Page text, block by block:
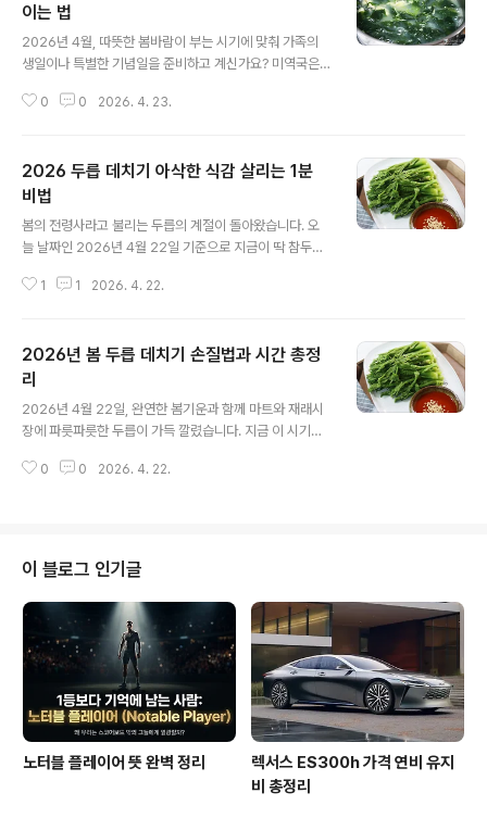
드릴게요.지금 바로 시장 바구니 챙겨서 따라오시면 됩니
다.1. 2026년 4월 기준 오이 장보기 및 재료 준비현재 서
울 가락시장 기준 오이(백오이) 10개 묶음 가격은 8,500
원에서 9,200원 사이를 유지하고 있습니다. 가장 신선하
고 저렴하게 구매하시려면 서초구 양재동에 위치한 **'농
이는 법
2026년 4월, 따뜻한 봄바람이 부는 시기에 맞춰 가족의
생일이나 특별한 기념일을 준비하고 계신가요? 미역국은
려면 의외로 까다로운 메뉴이기도 합니다. 오늘 제가 알려
체적으로 담았습니다.특히 2026년 현재 물가와 트렌드를
반영하여, 가장 신선하고 가성비 좋은 재료 선택법을 함께
정리해 드릴게요. 요리 초보자도 30분이면 전문점 수준의
진한 국물 맛을 낼 수 있으니 그대로만 따라오세요. 지금 바
준비 및 구매 정보우선 가장 중요한 미역과 소고기를 사러
0 0 2026. 4. 23.
2026 두릅 데치기 아삭한 식감 살리는 1분
비법
봄의 전령사라고 불리는 두릅의 계절이 돌아왔습니다. 오
늘 날짜인 2026년 4월 22일 기준으로 지금이 딱 참두릅
름한 맛과 향이 일품이지만, 제대로 데치지 않으면 식감이
릅 데치기 황금 레시피와 손질법을 아주 구체적으로 정리
해 드릴게요.지금 바로 주방에서 따라 할 수 있는 실전 가이
드입니다.1. 두릅 손질의 정석: 밑동과 가시 제거하기두릅을
데치기 전 가장 먼저 해야 할 일은 밑동을 감싸고 있는 나무
껍질 같은 부분을 칼로 도려내는 것입니다. 이 부분을 제거
해야 데쳤을 때 질기지 않고 부드럽게 씹힙니다.특히 참두
1 1 2026. 4. 22.
2026년 봄 두릅 데치기 손질법과 시간 총정
리
2026년 4월 22일, 완연한 봄기운과 함께 마트와 재래시
장에 파릇파릇한 두릅이 가득 깔렸습니다. 지금 이 시기를
있고 안전하게 즐기는 법이 중요하죠. 두릅은 독성이 살짝
는 '두릅 데치기' 황금 공식과 손질법을 정리해 드릴게요.
이 글 하나면 요리 초보자도 5분 안에 식당 비주얼의 두릅
숙회를 완성할 수 있습니다.1. 실패 없는 두릅 손질 및 세척
루틴두릅 데치기의 절반은 손질입니다. 우선 두릅 밑동을
감싸고 있는 나무껍질 같은 '떡잎'을 손으로 똑 떼어내 주세
요. 떡잎을 제거하..
0 0 2026. 4. 22.
이 블로그 인기글
노터블 플레이어 뜻 완벽 정리
렉서스 ES300h 가격 연비 유지
비 총정리